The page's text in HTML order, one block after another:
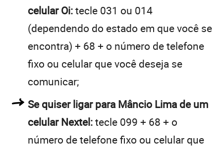
celular Oi:tecle 031 ou 014
(dependendo do estado em que você se
encontra) + 68 + o número de telefone
fixo ou celular que você deseja se
comunicar;
Se quiser ligar para Mâncio Lima de um
celular Nextel:tecle 099 + 68 + o
número de telefone fixo ou celular que